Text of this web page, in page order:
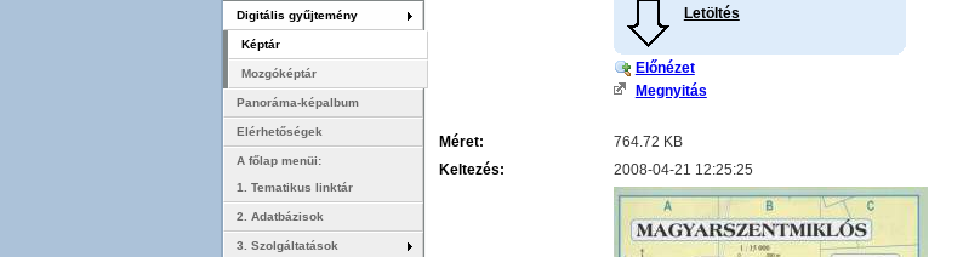
Letöltés
Előnézet
Megnyitás
Méret:
764.72 KB
Keltezés:
2008-04-21 12:25:25
Digitális gyűjtemény
Képtár
Mozgóképtár
Panoráma-képalbum
Elérhetőségek
A főlap menüi:
1. Tematikus linktár
2. Adatbázisok
3. Szolgáltatások